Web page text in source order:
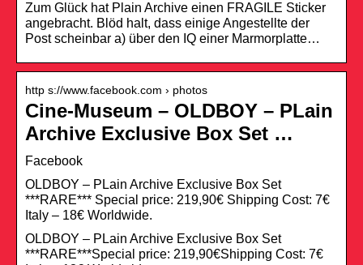
Zum Glück hat Plain Archive einen FRAGILE Sticker
angebracht. Blöd halt, dass einige Angestellte der
Post scheinbar a) über den IQ einer Marmorplatte…
http s://www.facebook.com › photos
Cine-Museum – OLDBOY – PLain
Archive Exclusive Box Set …
Facebook
OLDBOY – PLain Archive Exclusive Box Set
***RARE*** Special price: 219,90€ Shipping Cost: 7€
Italy – 18€ Worldwide.
OLDBOY – PLain Archive Exclusive Box Set
***RARE***Special price: 219,90€Shipping Cost: 7€